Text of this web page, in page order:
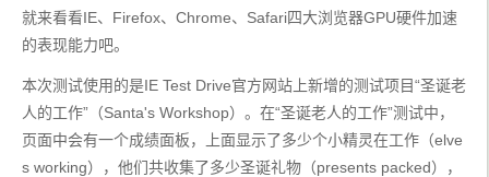
就来看看IE、Firefox、Chrome、Safari四大浏览器GPU硬件加速
的表现能力吧。
本次测试使用的是IE Test Drive官方网站上新增的测试项目“圣诞老
人的工作”（Santa's Workshop）。在“圣诞老人的工作”测试中，
页面中会有一个成绩面板，上面显示了多少个小精灵在工作（elve
s working），他们共收集了多少圣诞礼物（presents packed），